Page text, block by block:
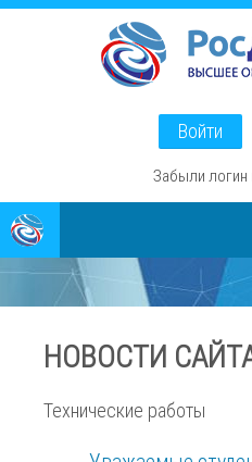
Перейти
Войти
Забыли логин
Абитуриентам
О проекте
Способы оплаты
НОВОСТИ
Технические работы